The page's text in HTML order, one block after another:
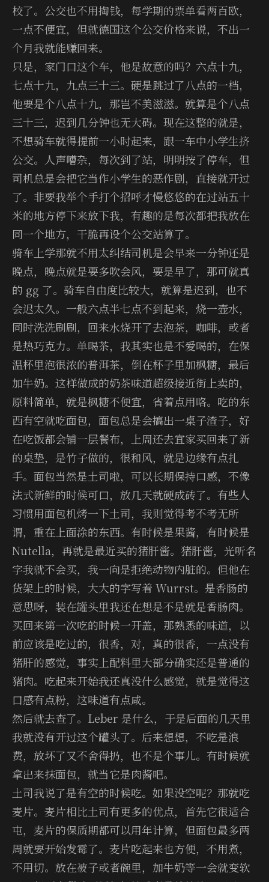
校了。公交也不用掏钱，每学期的票单看两百欧，
一点不便宜，但就德国这个公交价格来说，不出一
个月我就能赚回来。
只是，家门口这个车，他是故意的吗？六点十九，
七点十九，九点三十三。硬是跳过了八点的一档，
他要是个八点十九，那岂不美滋滋。就算是个八点
三十三，迟到几分钟也无大碍。现在这整的就是，
不想骑车就得提前一小时起来，跟一车中小学生挤
公交。人声嘈杂，每次到了站，明明按了停车，但
司机总是会把它当作小学生的恶作剧，直接就开过
了。非要我举个手打个招呼才慢悠悠的在过站五十
米的地方停下来放下我，有趣的是每次都把我放在
同一个地方，干脆再设个公交站算了。
骑车上学那就不用太纠结司机是会早来一分钟还是
晚点，晚点就是要多吹会风，要是早了，那可就真
的 gg 了。骑车自由度比较大，就算是迟到，也不
会迟太久。一般六点半七点不到起来，烧一壶水，
同时洗洗刷刷，回来水烧开了去泡茶，咖啡，或者
是热巧克力。单喝茶，我其实也是不爱喝的，在保
温杯里泡很浓的普洱茶，倒在杯子里加枫糖，最后
加牛奶。这样做成的奶茶味道超级接近街上卖的，
原料简单，就是枫糖不便宜，省着点用咯。吃的东
西有空就吃面包，面包总是会搞出一桌子渣子，好
在吃饭都会铺一层餐布，上周还去宜家买回来了新
的桌垫，是竹子做的，很和风，就是边缘有点扎
手。面包当然是土司啦，可以长期保持口感，不像
法式新鲜的时候可口，放几天就硬成砖了。有些人
习惯用面包机烤一下土司，我则觉得考不考无所
谓，重在上面涂的东西。有时候是果酱，有时候是
Nutella，再就是最近买的猪肝酱。猪肝酱，光听名
字我就不会买，我一向是拒绝动物内脏的。但他在
货架上的时候，大大的字写着 Wurrst。是香肠的
意思呀，装在罐头里我还在想是不是就是香肠肉。
买回来第一次吃的时候一开盖，那熟悉的味道，以
前应该是吃过的，很香，对，真的很香，一点没有
猪肝的感觉，事实上配料里大部分确实还是普通的
猪肉。吃起来开始我还真没什么感觉，就是觉得这
口感有点粉，这味道有点咸。
然后就去查了。Leber 是什么，于是后面的几天里
我就没有开过这个罐头了。后来想想，不吃是浪
费，放坏了又不舍得扔，也不是个事儿。有时候就
拿出来抹面包，就当它是肉酱吧。
土司我说了是有空的时候吃。如果没空呢？那就吃
麦片。麦片相比土司有更多的优点，首先它很适合
屯，麦片的保质期都可以用年计算，但面包最多两
周就要开始发霉了。麦片吃起来也方便，不用煮，
不用切。放在被子或者碗里，加牛奶等一会就变软